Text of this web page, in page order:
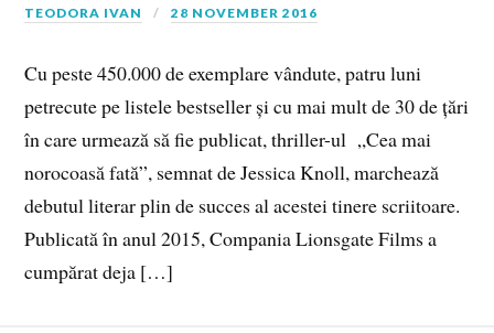
TEODORA IVAN 28 NOVEMBER 2016
Cu peste 450.000 de exemplare vândute, patru luni
petrecute pe listele bestseller și cu mai mult de 30 de țări
în care urmează să fie publicat, thriller-ul „Cea mai
norocoasă fată”, semnat de Jessica Knoll, marchează
debutul literar plin de succes al acestei tinere scriitoare.
Publicată în anul 2015, Compania Lionsgate Films a
cumpărat deja […]